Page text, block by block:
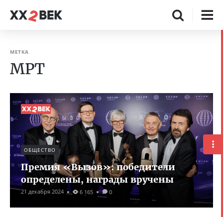
МЕТКА
МРТ
ОБЩЕСТВО
Премия «Вызов»: победители
определены, награды вручены
21 декабря 2024 6 165 0